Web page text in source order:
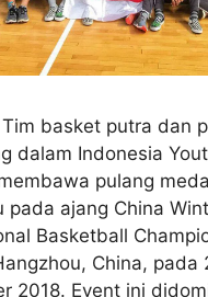
basket putra dan
dalam Indonesia
pulang
pada ajang China
Basketball
China, pada
2018. Event ini